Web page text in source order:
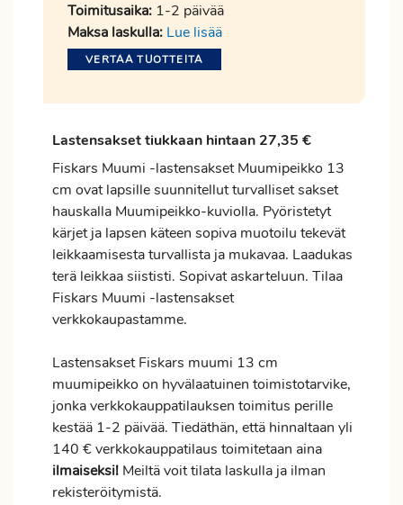
Toimitusaika: 1-2 päivää
Maksa laskulla: Lue lisää
VERTAA TUOTTEITA
Lastensakset tiukkaan hintaan 27,35 €
Fiskars Muumi -lastensakset Muumipeikko 13
cm ovat lapsille suunnitellut turvalliset sakset
hauskalla Muumipeikko-kuviolla. Pyöristetyt
kärjet ja lapsen käteen sopiva muotoilu tekevät
leikkaamisesta turvallista ja mukavaa. Laadukas
terä leikkaa siististi. Sopivat askarteluun. Tilaa
Fiskars Muumi -lastensakset
verkkokaupastamme.
Lastensakset Fiskars muumi 13 cm
muumipeikko on hyvälaatuinen toimistotarvike,
jonka verkkokauppatilauksen toimitus perille
kestää 1-2 päivää. Tiedäthän, että hinnaltaan yli
140 € verkkokauppatilaus toimitetaan aina
ilmaiseksi! Meiltä voit tilata laskulla ja ilman
rekisteröitymistä.